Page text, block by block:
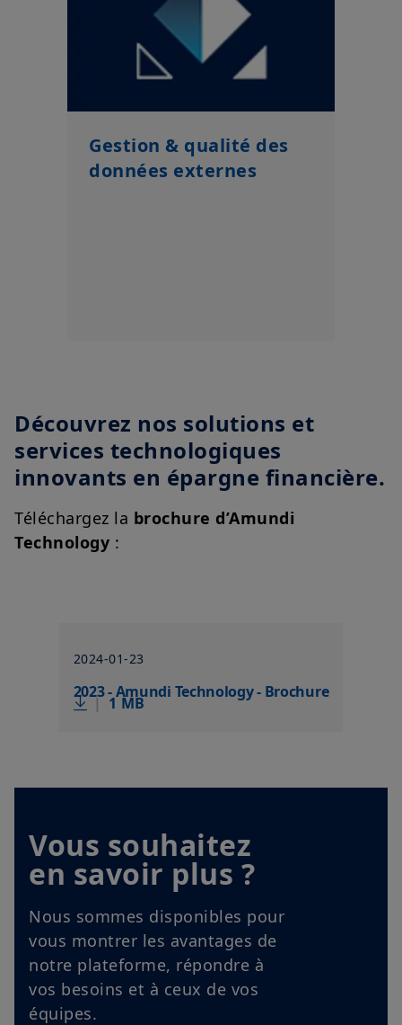
Gestion & qualité des
données externes
Découvrez nos solutions et
services technologiques
innovants en épargne financière.
Téléchargez la brochure d’Amundi
Technology :
2024-01-23
2023 - Amundi Technology - Brochure
| 1 MB
Vous souhaitez
en savoir plus ?
Nous sommes disponibles pour
vous montrer les avantages de
notre plateforme, répondre à
vos besoins et à ceux de vos
équipes.